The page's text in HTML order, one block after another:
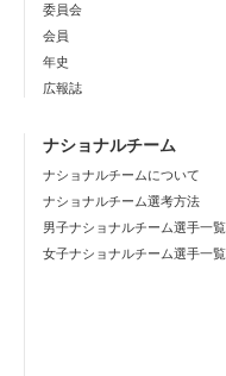
委員会
会員
年史
広報誌
ナショナルチーム
ナショナルチームについて
ナショナルチーム選考方法
男子ナショナルチーム選手一覧
女子ナショナルチーム選手一覧